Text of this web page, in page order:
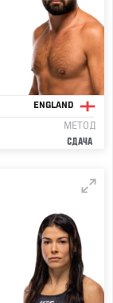
ENGLAND
МЕТОД
СДАЧА